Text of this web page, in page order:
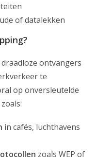
of datalekken
ontvangers
te
op onversleutelde
in cafés, luchthavens
zoals WEP of